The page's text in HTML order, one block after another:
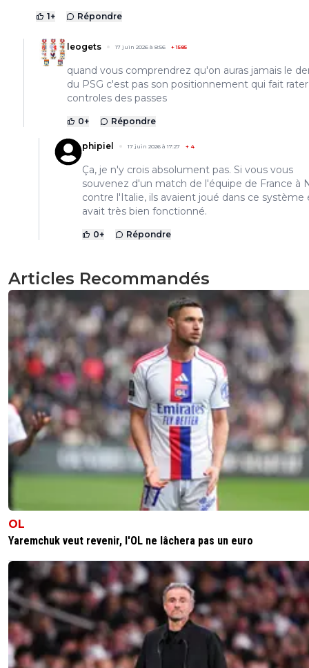
1+ Répondre
leogets 17 juin 2026 à 8:56 +1585
quand vous comprendrez qu'on auras jamais le
du PSG c'est pas son positionnement qui fait
controles des passes
0+ Répondre
phipiel 17 juin 2026 à 17:27 + 4
Ça, je n'y crois absolument pas. Si vous vous
souvenez d'un match de l'équipe de France à
contre l'Italie, ils avaient joué dans ce système
avait très bien fonctionné.
0+ Répondre
Articles Recommandés
OL
Yaremchuk veut revenir, l'OL ne lâchera pas un euro